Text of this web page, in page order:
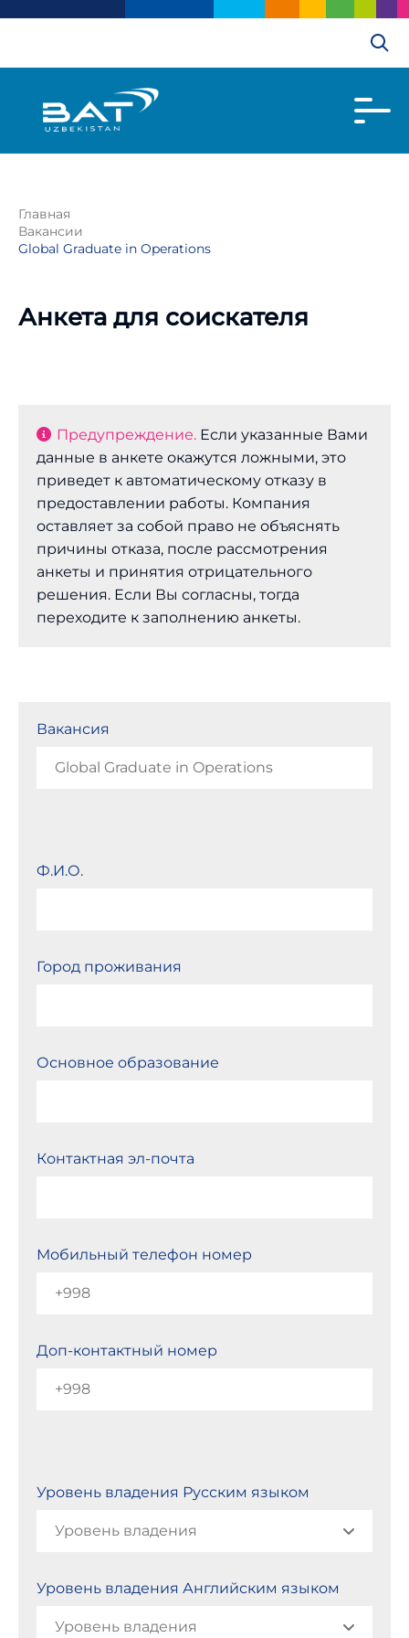
Главная
Вакансии
Global Graduate in Operations
Анкета для соискателя
Предупреждение. Если указанные Вами
данные в анкете окажутся ложными, это
приведет к автоматическому отказу в
предоставлении работы. Компания
оставляет за собой право не объяснять
причины отказа, после рассмотрения
анкеты и принятия отрицательного
решения. Если Вы согласны, тогда
переходите к заполнению анкеты.
Вакансия
Ф.И.О.
Город проживания
Основное образование
Контактная эл-почта
Мобильный телефон номер
Доп-контактный номер
Уровень владения Русским языком
Уровень владения Английским языком